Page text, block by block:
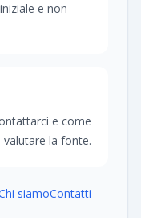
e non
e come
la fonte.
siamoContatti